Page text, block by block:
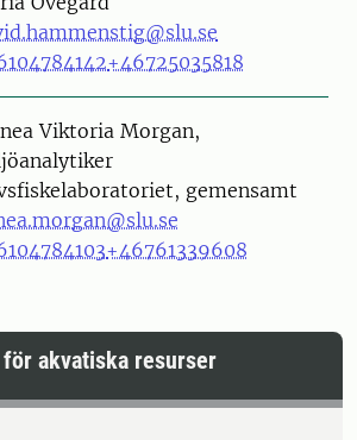
+46725035818
Viktoria Morgan,
gemensamt
+46761339608
akvatiska resurser